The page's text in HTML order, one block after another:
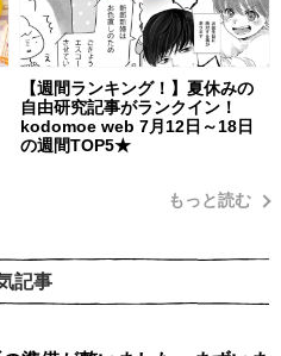
【週間ランキング！】夏休みの
自由研究記事がランクイン！
kodomoe web 7月12日～18日
の週間TOP5★
もっと読む
記事